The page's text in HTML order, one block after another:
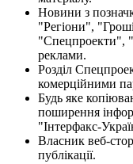
Новини з
"Регіони",
"Спецпроекти",
реклами.
Розділ
комерційними
Будь яке
поширення
"Інтерфакс-
Власник веб-
публікації.